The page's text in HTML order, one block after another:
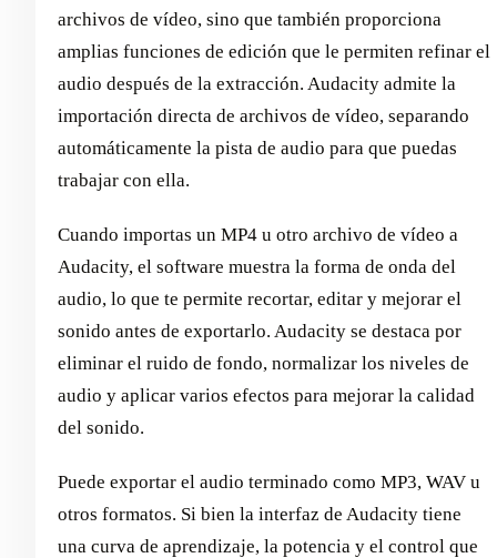
archivos de vídeo, sino que también proporciona
amplias funciones de edición que le permiten refinar el
audio después de la extracción. Audacity admite la
importación directa de archivos de vídeo, separando
automáticamente la pista de audio para que puedas
trabajar con ella.
Cuando importas un MP4 u otro archivo de vídeo a
Audacity, el software muestra la forma de onda del
audio, lo que te permite recortar, editar y mejorar el
sonido antes de exportarlo. Audacity se destaca por
eliminar el ruido de fondo, normalizar los niveles de
audio y aplicar varios efectos para mejorar la calidad
del sonido.
Puede exportar el audio terminado como MP3, WAV u
otros formatos. Si bien la interfaz de Audacity tiene
una curva de aprendizaje, la potencia y el control que